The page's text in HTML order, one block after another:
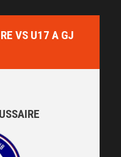
VS U17 A GJ